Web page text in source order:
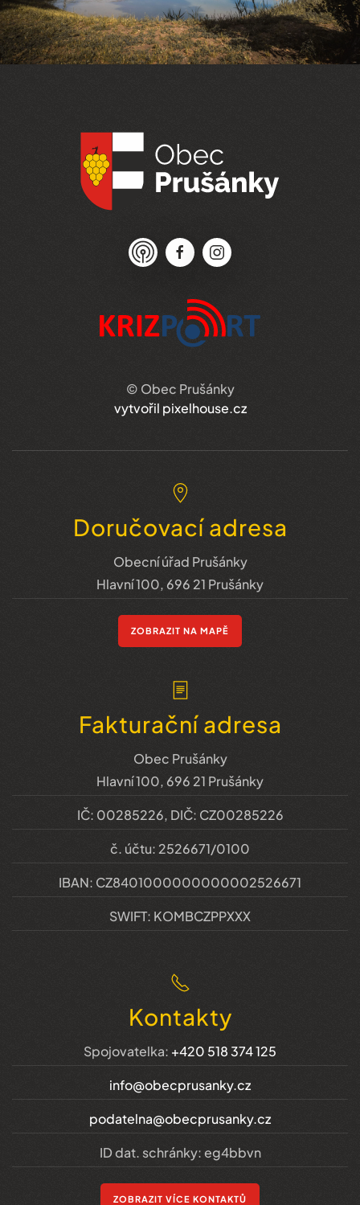
© Obec Prušánky
vytvořil pixelhouse.cz
Doručovací adresa
Obecní úřad Prušánky
Hlavní 100, 696 21 Prušánky
ZOBRAZIT NA MAPĚ
Fakturační adresa
Obec Prušánky
Hlavní 100, 696 21 Prušánky
IČ: 00285226, DIČ: CZ00285226
č. účtu: 2526671/0100
IBAN: CZ8401000000000002526671
SWIFT: KOMBCZPPXXX
Kontakty
Spojovatelka: +420 518 374 125
info@obecprusanky.cz
podatelna@obecprusanky.cz
ID dat. schránky: eg4bbvn
ZOBRAZIT VÍCE KONTAKTŮ